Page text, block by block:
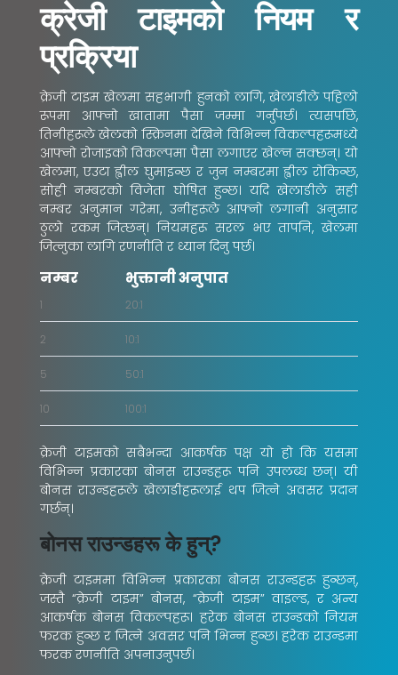
क्रेजी टाइमको नियम र
प्रक्रिया
क्रेजी टाइम खेलमा सहभागी हुनको लागि, खेलाडीले पहिलो
रूपमा आफ्नो खातामा पैसा जम्मा गर्नुपर्छ। त्यसपछि,
तिनीहरूले खेलको स्क्रिनमा देखिने विभिन्न विकल्पहरूमध्ये
आफ्नो रोजाइको विकल्पमा पैसा लगाएर खेल्न सक्छन्। यो
खेलमा, एउटा ह्वील घुमाइन्छ र जुन नम्बरमा ह्वील रोकिन्छ,
सोही नम्बरको विजेता घोषित हुन्छ। यदि खेलाडीले सही
नम्बर अनुमान गरेमा, उनीहरूले आफ्नो लगानी अनुसार
ठुलो रकम जित्छन्। नियमहरू सरल भए तापनि, खेलमा
जित्नुका लागि रणनीति र ध्यान दिनु पर्छ।
नम्बर भुक्तानी अनुपात
१ २०:१
२ १०:१
५ ५०:१
१० १००:१
क्रेजी टाइमको सबैभन्दा आकर्षक पक्ष यो हो कि यसमा
विभिन्न प्रकारका बोनस राउन्डहरू पनि उपलब्ध छन्। यी
बोनस राउन्डहरूले खेलाडीहरूलाई थप जित्ने अवसर प्रदान
गर्छन्।
बोनस राउन्डहरू के हुन्?
क्रेजी टाइममा विभिन्न प्रकारका बोनस राउन्डहरू हुन्छन्,
जस्तै “क्रेजी टाइम” बोनस, “क्रेजी टाइम” वाइल्ड, र अन्य
आकर्षक बोनस विकल्पहरू। हरेक बोनस राउन्डको नियम
फरक हुन्छ र जित्ने अवसर पनि भिन्न हुन्छ। हरेक राउन्डमा
फरक रणनीति अपनाउनुपर्छ।